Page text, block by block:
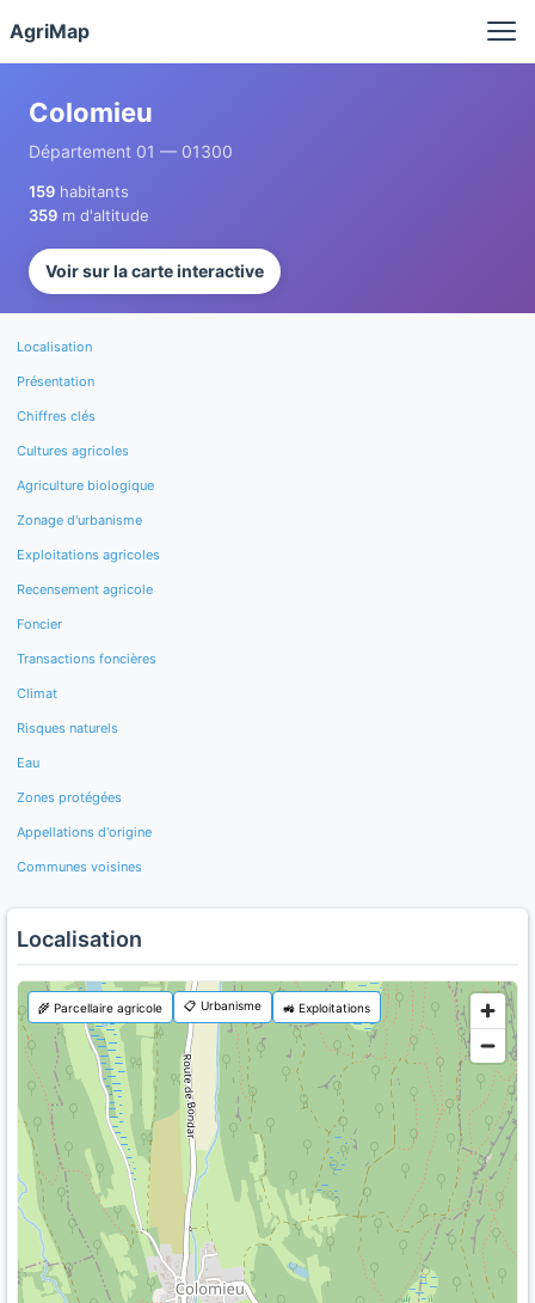
AgriMap
Colomieu
Département 01 — 01300
159 habitants
359 m d'altitude
Voir sur la carte interactive
Localisation
Présentation
Chiffres clés
Cultures agricoles
Agriculture biologique
Zonage d'urbanisme
Exploitations agricoles
Recensement agricole
Foncier
Transactions foncières
Climat
Risques naturels
Eau
Zones protégées
Appellations d'origine
Communes voisines
Localisation
🌾 Parcellaire agricole 📋 Urbanisme 🚜 Exploitations